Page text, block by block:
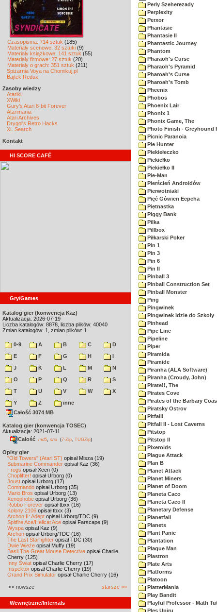
Czasopisma: 714 sztuk (185)
Materiały scenowe: 32 sztuki (9)
Materiały książkowe: 141 sztuk (55)
Materiały firmowe: 27 sztuk (20)
Materiały o grach: 351 sztuk (211)
Spiżarnia Voya na Chomikuj.pl
Bajtek Redux
Zasoby wiedzy
Atariki
XWiki
Gury's Atari 8-bit Forever
Atarimania
Atari Archives
Drygol's Retro Hacks
XL Search
Kontakt
HI SCORE CAFÉ
Gry/Games
Katalog gier (konwencja Kaz)
Aktualizacja: 2026-07-19
Liczba katalogów: 8878, liczba plików: 40040
Zmian katalogów: 1, zmian plików: 1
0-9 A B C
D
E
F G H
I
J
K L M
N
O
P Q R
S
T
U V W
X
Y
Z
inne
Całość 3074 MB
Katalog gier (konwencja TOSEC)
Aktualizacja: 2021-07-11
Całość md5 sha (7-Zip TUGZip)
Opisy gier
"Old Towers" (Atari ST) opisał Misza (19)
Submarine Commander opisał Kaz (36)
Frogs opisał Xeen (0)
Choplifter! opisał Urborg (0)
Joust opisał Urborg (17)
Commando opisał Urborg (35)
Mario Bros opisał Urborg (13)
Xenophobe opisał Urborg (36)
Robbo Forever opisał tbxx (16)
Kolony 2106 opisał tbxx (3)
Archon II: Adept opisał Urborg/TDC (9)
Spitfire Ace/Hellcat Ace opisał Farscape (9)
Wyspa opisał Kaz (9)
Archon opisał Urborg/TDC (16)
The Last Starfighter opisał TDC (30)
Dwie Wieże opisał Muffy (19)
Basil The Great Mouse Detective opisał Charlie
Cherry (125)
Inny Świat opisał Charlie Cherry (17)
Inspektor opisał Charlie Cherry (19)
Grand Prix Simulator opisał Charlie Cherry (16)
«« nowsze starsze »»
Wewnętrzne/Internals
Perly Szeherezady
Perplexity
Perxor
Phantasie
Phantasie II
Phantastic Journey
Phantom
Pharaoh's Curse
Pharaoh's Pyramid
Pharoah's Curse
Pharoah's Tomb
Pheenix
Phobos
Phoenix Lair
Phonix 1
Phonix Game, The
Photo Finish - Greyhound
Picnic Paranoia
Pie Hunter
Piekiełeczko
Piekiełko
Piekiełko II
Pie-Man
Pierścień Androidów
Pierwotniaki
Pięć Gówien Eepcha
Piętnastka
Piggy Bank
Pilka
Pillbox
Piłkarski Poker
Pin 1
Pin 3
Pin 6
Pin II
Pinball 3
Pinball Construction Set
Pinball Monster
Ping
Pingwinek
Pingwinek Idzie do Szkoly
Pinhead
Pipe Line
Pipeline
Piper
Piramida
Piramide
Piranha (ALA Software)
Piranha (Croudy, John)
Pirate!!, The
Pirates Cove
Pirates of the Barbary
Piratsky Ostrov
Pitfall!
Pitfall II - Lost Caverns
Pitstop
Pitstop II
Pixeroids
Plague Attack
Plan B
Planet Attack
Planet Miners
Planet of Doom
Planeta Caco
Planeta Caco II
Planetary Defense
Planetfall
Planets
Plant Panic
Plantation
Plaque Man
Plastron
Plate Arts
Platforms
Platoon
PlatterMania
Play Bandit
Playful Professor - Math
Ples Upiru